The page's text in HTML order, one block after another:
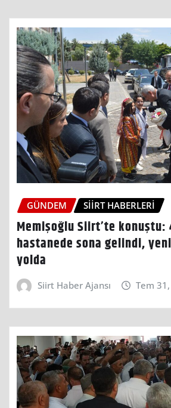
GÜNDEM SIIRT HABERLERI
Memişoğlu Siirt’te konuştu:
hastanede sona gelindi,
yolda
Siirt Haber Ajansı Tem